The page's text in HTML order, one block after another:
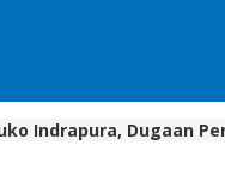
Indrapura, Dugaan